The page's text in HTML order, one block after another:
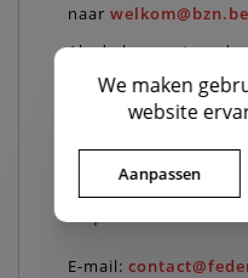
naar welkom@bzn.be
Als de
u contact opnemen
Leuvenseweg 48, bus
1000 Brussel
E-mail:
We maken
website
Aanpassen